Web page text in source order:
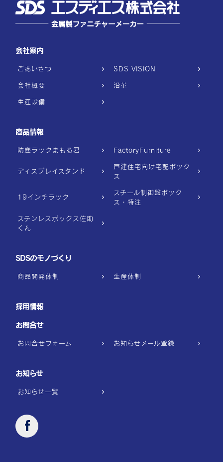
会社案内
ごあいさつ SDS VISION
会社概要 沿革
生産設備
商品情報
防塵ラックまもる君 FactoryFurniture
ディスプレイスタンド
戸建住宅向け宅配ボック
ス
19インチラック
スチール制御盤ボック
ス・特注
ステンレスボックス佐助
くん
SDSのモノづくり
商品開発体制 生産体制
採用情報
お問合せ
お問合せフォーム お知らせメール登録
お知らせ
お知らせ一覧